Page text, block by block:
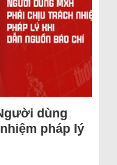
dùng
pháp lý